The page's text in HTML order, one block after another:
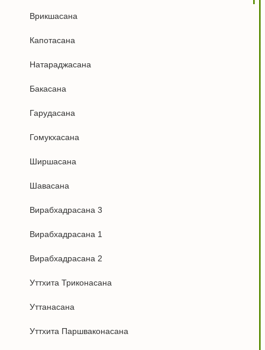
Врикшасана
Капотасана
Натараджасана
Бакасана
Гарудасана
Гомукхасана
Ширшасана
Шавасана
Вирабхадрасана 3
Вирабхадрасана 1
Вирабхадрасана 2
Уттхита Триконасана
Уттанасана
Уттхита Паршваконасана